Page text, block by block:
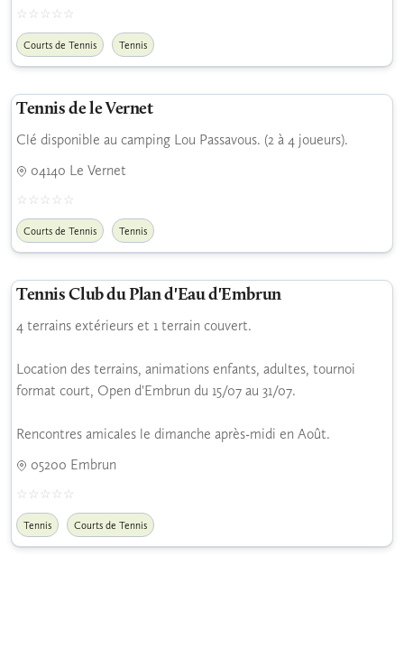
Courts de Tennis Tennis
Tennis de le Vernet
Clé disponible au camping Lou Passavous. (2 à 4 joueurs).
04140 Le Vernet
Courts de Tennis Tennis
Tennis Club du Plan d'Eau d'Embrun
4 terrains extérieurs et 1 terrain couvert.
Location des terrains, animations enfants, adultes, tournoi
format court, Open d'Embrun du 15/07 au 31/07.
Rencontres amicales le dimanche après-midi en Août.
05200 Embrun
Tennis Courts de Tennis